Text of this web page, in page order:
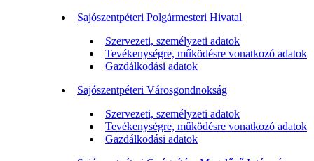
Sajószentpéteri Polgármesteri Hivatal
Szervezeti, személyzeti adatok
Tevékenységre, működésre vonatkozó adatok
Gazdálkodási adatok
Sajószentpéteri Városgondnokság
Szervezeti, személyzeti adatok
Tevékenységre, működésre vonatkozó adatok
Gazdálkodási adatok